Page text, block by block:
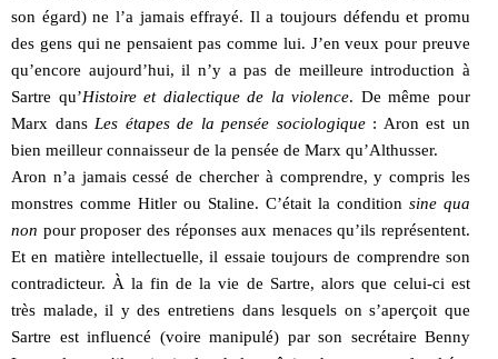
son égard) ne l’a jamais effrayé. Il a toujours défendu et promu
des gens qui ne pensaient pas comme lui. J’en veux pour preuve
qu’encore aujourd’hui, il n’y a pas de meilleure introduction à
Sartre qu’Histoire et dialectique de la violence. De même pour
Marx dans Les étapes de la pensée sociologique: Aron est un
bien meilleur connaisseur de la pensée de Marx qu’Althusser.
Aron n’a jamais cessé de chercher à comprendre, y compris les
monstres comme Hitler ou Staline. C’était la condition sine qua
non pour proposer des réponses aux menaces qu’ils représentent.
Et en matière intellectuelle, il essaie toujours de comprendre son
contradicteur. À la fin de la vie de Sartre, alors que celui-ci est
très malade, il y des entretiens dans lesquels on s’aperçoit que
Sartre est influencé (voire manipulé) par son secrétaire Benny